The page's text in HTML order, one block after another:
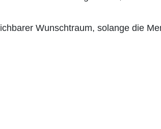
Wunschtraum, solange die